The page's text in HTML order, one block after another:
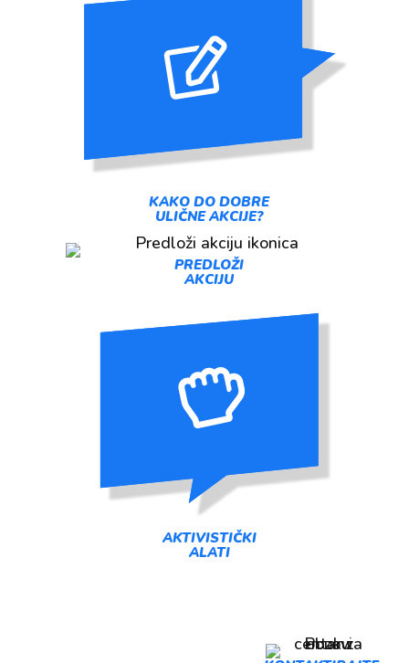
KAKO DO DOBRE
ULIČNE AKCIJE?
PREDLOŽI
AKCIJU
AKTIVISTIČKI
ALATI